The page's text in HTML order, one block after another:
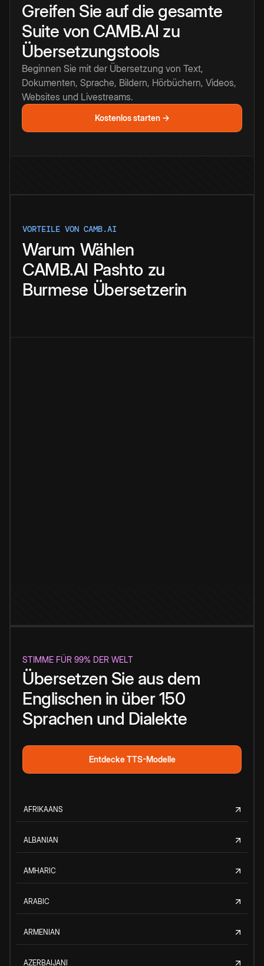
Greifen Sie auf die gesamte
Suite von CAMB.AI zu
Übersetzungstools
Beginnen Sie mit der Übersetzung von Text,
Dokumenten, Sprache, Bildern, Hörbüchern, Videos,
Websites und Livestreams.
Kostenlos starten →
VORTEILE VON CAMB.AI
Warum Wählen
CAMB.AI Pashto zu
Burmese Übersetzerin
STIMME FÜR 99% DER WELT
Übersetzen Sie aus dem
Englischen in über 150
Sprachen und Dialekte
Entdecke TTS-Modelle
AFRIKAANS
ALBANIAN
AMHARIC
ARABIC
ARMENIAN
AZERBAIJANI